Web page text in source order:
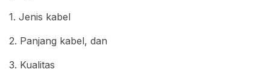
1. Jenis kabel
2. Panjang kabel, dan
3. Kualitas